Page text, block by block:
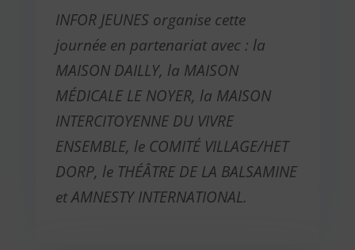
INFOR JEUNES organise cette
journée en partenariat avec : la
MAISON DAILLY, la MAISON
MÉDICALE LE NOYER, la MAISON
INTERCITOYENNE DU VIVRE
ENSEMBLE, le COMITÉ VILLAGE/HET
DORP, le THÉÂTRE DE LA BALSAMINE
et AMNESTY INTERNATIONAL.